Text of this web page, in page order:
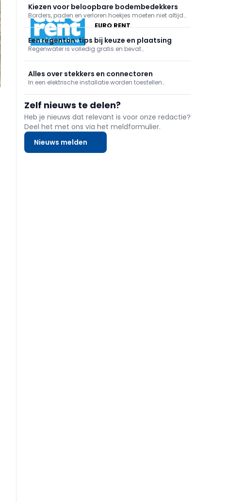
EURO RENT
een lamp aan of uit. Schakelaars bestaan in
verschillende uitvoeringen.
Kiezen voor beloopbare bodembedekkers
Borders, paden en verloren hoekjes moeten niet altijd
een gazon of verharde oppervlakte worden. Een
ecologische en esthetische oplossing is om
beloopbare bodembedekker te gebruiken. Welke je
kan toepassen en wanneer precies, leggen we je
graag uit.
Een regenton: tips bij keuze en plaatsing
Regenwater is volledig gratis en bevat
kalk, zodat het ideaal is om streeploos je wagen te
wassen. Belangrijke redenen om ervan te profiteren
Alles over stekkers en connectoren
In een elektrische installatie worden toestellen
eenvoudige verbinding tussen een toestel en de
installatie, zowel voor elektrische voeding als voor da
Zelf nieuws te delen?
Heb je nieuws dat relevant is voor onze redactie?
Deel het met ons via het meldformulier.
Nieuws melden